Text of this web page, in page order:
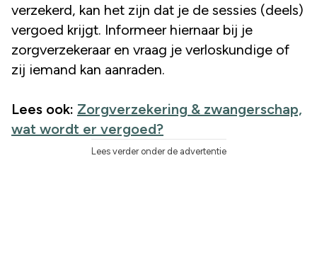
verzekerd, kan het zijn dat je de sessies (deels)
vergoed krijgt. Informeer hiernaar bij je
zorgverzekeraar en vraag je verloskundige of
zij iemand kan aanraden.
Lees ook: Zorgverzekering & zwangerschap,
wat wordt er vergoed?
Lees verder onder de advertentie